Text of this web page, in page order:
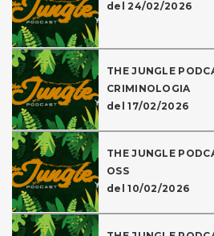
del 24/02/2026
THE JUNGLE
CRIMINOLOGIA
del 17/02/2026
THE JUNGLE
OSS
del 10/02/2026